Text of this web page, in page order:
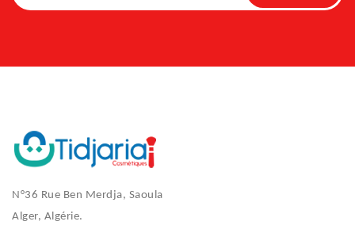
N°36 Rue Ben Merdja, Saoula
Alger, Algérie.